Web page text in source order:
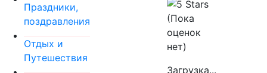
Праздники,
поздравления
Отдых и
Путешествия
(Пока
оценок
нет)
Загрузка...